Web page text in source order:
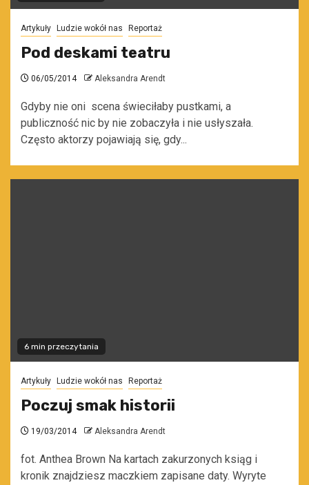
Artykuły Ludzie wokół nas Reportaż
Pod deskami teatru
06/05/2014 Aleksandra Arendt
Gdyby nie oni scena świeciłaby pustkami, a
publiczność nic by nie zobaczyła i nie usłyszała.
Często aktorzy pojawiają się, gdy...
6 min przeczytania
Artykuły Ludzie wokół nas Reportaż
Poczuj smak historii
19/03/2014 Aleksandra Arendt
fot. Anthea Brown Na kartach zakurzonych ksiąg i
kronik znajdziesz maczkiem zapisane daty. Wyryte